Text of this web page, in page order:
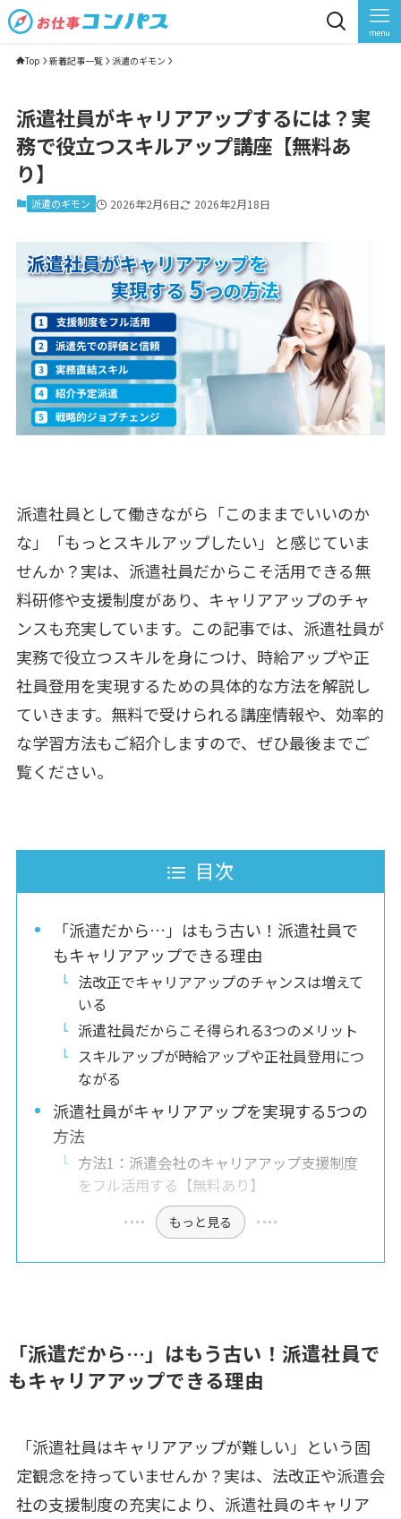
menu
Top 新着記事一覧 派遣のギモン
派遣社員がキャリアアップするには？実
務で役立つスキルアップ講座【無料あ
り】
派遣のギモン 2026年2月6日 2026年2月18日
派遣社員として働きながら「このままでいいのか
な」「もっとスキルアップしたい」と感じていま
せんか？実は、派遣社員だからこそ活用できる無
料研修や支援制度があり、キャリアアップのチャ
ンスも充実しています。この記事では、派遣社員が
実務で役立つスキルを身につけ、時給アップや正
社員登用を実現するための具体的な方法を解説し
ていきます。無料で受けられる講座情報や、効率的
な学習方法もご紹介しますので、ぜひ最後までご
覧ください。
目次
「派遣だから…」はもう古い！派遣社員で
もキャリアアップできる理由
法改正でキャリアアップのチャンスは増えて
いる
派遣社員だからこそ得られる3つのメリット
スキルアップが時給アップや正社員登用につ
ながる
派遣社員がキャリアアップを実現する5つの
方法
方法1：派遣会社のキャリアアップ支援制度
をフル活用する【無料あり】
もっと見る
「派遣だから…」はもう古い！派遣社員で
もキャリアアップできる理由
「派遣社員はキャリアアップが難しい」という固
定観念を持っていませんか？実は、法改正や派遣会
社の支援制度の充実により、派遣社員のキャリア